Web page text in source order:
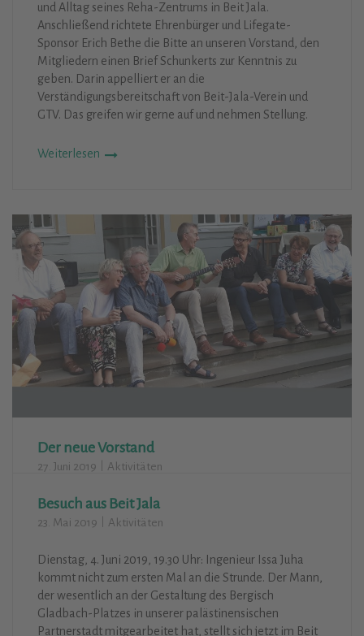
Für Axel Becker, den charismatischen Gründer, war es
die letzte Sitzung als Vorsitzender. Weshalb auch
Bürgermeister Lutz Urbach teilnahm, um Becker für
seine Pionierleistung zu danken.
Weiterlesen
und Alltag seines Reha-Zentrums in Beit Jala.
Anschließend richtete Ehrenbürger und Lifegate-
Sponsor Erich Bethe die Bitte an unseren Vorstand, den
Mitgliedern einen Brief Schunkerts zur Kenntnis zu
geben. Darin appelliert er an die
Verständigungsbereitschaft von Beit-Jala-Verein und
GTV. Das greifen wir gerne auf und nehmen Stellung.
Weiterlesen
Der neue Vorstand
27. Juni 2019 Aktivitäten
Der neue Vorstand bei Axel Beckers Abschiedsfeier (v.l.):
Dr. Gerald Karich (Beisitzer), Gertraude Buß-Völler
Delille (Beisitzer), Jörg Bärschneider (stv. Vorsitzender),
Daniela Reuscher (Schriftführerin), Norbert Sprenger
(Beisitzer), es fehlen nur Wolfgang Schlebusch
(Kassierer) und Fabian Felder (Beisitzer)
Besuch aus Beit Jala
23. Mai 2019 Aktivitäten
Dienstag, 4. Juni 2019, 19.30 Uhr: Ingenieur Issa Juha
kommt nicht zum ersten Mal an die Strunde. Der Mann,
der wesentlich an der Gestaltung des Bergisch
Gladbach-Platzes in unserer palästinensischen
Partnerstadt mitgearbeitet hat, stellt sich jetzt im Beit